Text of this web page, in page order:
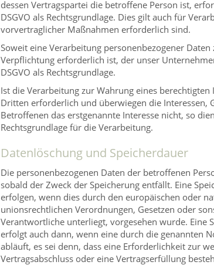
dessen Vertragspartei die betroffene Person ist,
DSGVO als Rechtsgrundlage. Dies gilt auch für
vorvertraglicher Maßnahmen erforderlich sind.
Soweit eine Verarbeitung personenbezogener
Verpflichtung erforderlich ist, der unser
DSGVO als Rechtsgrundlage.
Ist die Verarbeitung zur Wahrung eines
Dritten erforderlich und überwiegen die Interessen,
Betroffenen das erstgenannte Interesse nicht, so
Rechtsgrundlage für die Verarbeitung.
Datenlöschung und Speicherdauer
Die personenbezogenen Daten der betroffenen
sobald der Zweck der Speicherung entfällt. Eine
erfolgen, wenn dies durch den europäischen oder
unionsrechtlichen Verordnungen, Gesetzen oder
Verantwortliche unterliegt, vorgesehen wurde. Eine
erfolgt auch dann, wenn eine durch die genannten
abläuft, es sei denn, dass eine Erforderlichkeit zur
Vertragsabschluss oder eine Vertragserfüllung